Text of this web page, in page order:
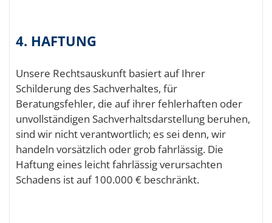
4. HAFTUNG
Unsere Rechtsauskunft basiert auf Ihrer
Schilderung des Sachverhaltes, für
Beratungsfehler, die auf ihrer fehlerhaften oder
unvollständigen Sachverhaltsdarstellung beruhen,
sind wir nicht verantwortlich; es sei denn, wir
handeln vorsätzlich oder grob fahrlässig. Die
Haftung eines leicht fahrlässig verursachten
Schadens ist auf 100.000 € beschränkt.